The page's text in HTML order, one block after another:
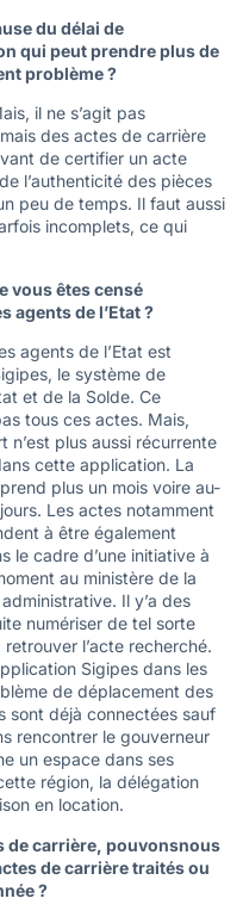
du délai de
qui peut prendre plus de
problème ?
il ne s’agit pas
des actes de carrière
de certifier un acte
l’authenticité des pièces
peu de temps. Il faut aussi
incomplets, ce qui
vous êtes censé
agents de l’Etat ?
agents de l’Etat est
le système de
et de la Solde. Ce
tous ces actes. Mais,
plus aussi récurrente
cette application. La
plus un mois voire au-
Les actes notamment
à être également
le cadre d’une initiative à
au ministère de la
Il y’a des
numériser de tel sorte
l’acte recherché.
Sigipes dans les
de déplacement des
sont déjà connectées sauf
rencontrer le gouverneur
un espace dans ses
région, la délégation
en location.
de carrière, pouvonsnous
de carrière traités ou
?